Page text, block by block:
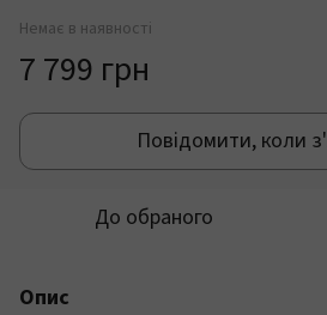
Немає в наявності
7 799 грн
Повідомити, коли
До обраного
Опис